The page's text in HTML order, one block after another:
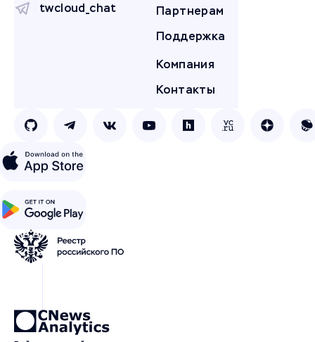
twcloud_chat
Партнерам
Поддержка
Компания
Контакты